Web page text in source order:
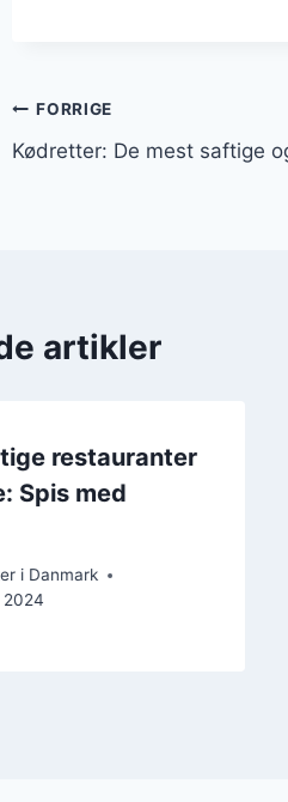
FORRIGE
Kødretter: De mest saftige
artikler
restauranter
Spis med
i Danmark
2024